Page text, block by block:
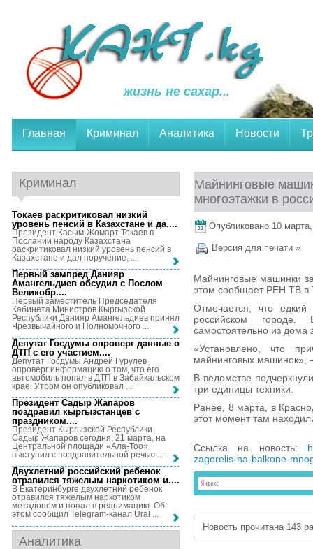
жизнь не сахар...
Главная Криминал Аналитика Новости
Майнинговые
многоэтажки в
Опубликовано 10
Версия для печати »
Майнинговые машинки
этом сообщает РЕН ТВ в
Отмечается, что
российском
самостоятельно из дома
«Установлено, что
майнинговых машинок»,
В ведомстве
три единицы техники.
Ранее, 8 марта, в
этот момент там
Ссылка на новость:
zagorelis-na-balkone-
Новость прочитана 143
Криминал
Токаев раскритиковал низкий
уровень пенсий в Казахстане и да....
Президент Касым-Жомарт Токаев в
Послании народу Казахстана
раскритиковал низкий уровень пенсий в
Казахстане и дал поручение, ...
Первый зампред Данияр
Амангельдиев обсудил с Послом
Великобр....
Первый заместитель Председателя
Кабинета Министров Кыргызской
Республики Данияр Амангельдиев принял
Чрезвычайного и Полномочного ...
Депутат Госдумы опроверг данные о
ДТП с его участием....
Депутат Госдумы Андрей Гурулев
опроверг информацию о том, что его
автомобиль попал в ДТП в Забайкальском
крае. Утром он опубликовал ...
Президент Садыр Жапаров
поздравил кыргызстанцев с
праздником....
Президент Кыргызской Республики
Садыр Жапаров сегодня, 21 марта, на
Центральной площади «Ала-Тоо»
выступил с поздравительной речью ...
Двухлетний российский ребенок
отравился тяжелым наркотиком и....
В Екатеринбурге двухлетний ребенок
отравился тяжелым наркотиком
метадоном и попал в реанимацию. Об
этом сообщил Telegram-канал Ural ...
Аналитика